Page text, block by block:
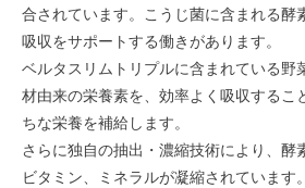
合されています。こうじ菌に含まれる酵
吸収をサポートする働きがあります。
ベルタスリムトリプルに含まれている野
材由来の栄養素を、効率よく吸収するこ
ちな栄養を補給します。
さらに独自の抽出・濃縮技術により、酵
ビタミン、ミネラルが凝縮されています。